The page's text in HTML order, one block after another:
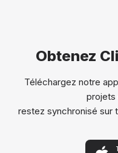
Obtenez
Téléchargez notre
projets
restez synchronisé sur